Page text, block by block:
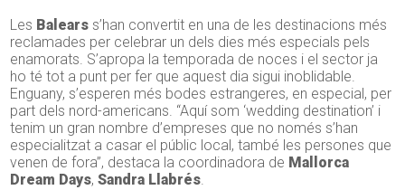
Les Balears s’han convertit en una de les destinacions més
reclamades per celebrar un dels dies més especials pels
enamorats. S’apropa la temporada de noces i el sector ja
ho té tot a punt per fer que aquest dia sigui inoblidable.
Enguany, s’esperen més bodes estrangeres, en especial, per
part dels nord-americans. “Aquí som ‘wedding destination’ i
tenim un gran nombre d’empreses que no només s’han
especialitzat a casar el públic local, també les persones que
venen de fora”, destaca la coordinadora de Mallorca
Dream Days,Sandra Llabrés.